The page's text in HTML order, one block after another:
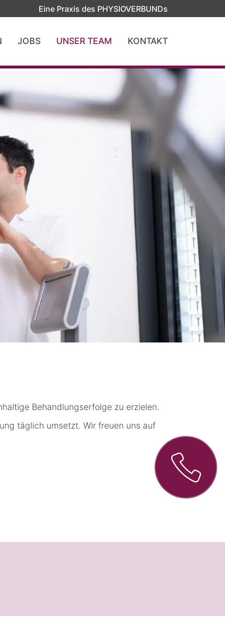
Eine Praxis des PHYSIOVERBUNDs
JOBS UNSER TEAM KONTAKT
Behandlungserfolge zu erzielen.
täglich umsetzt. Wir freuen uns auf